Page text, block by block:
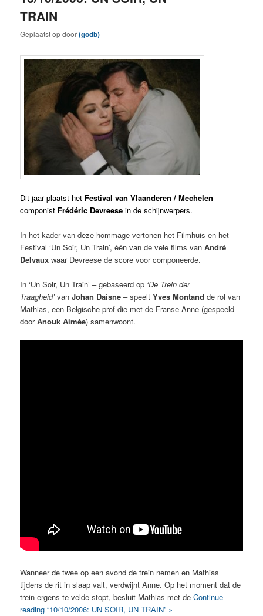
TRAIN
Geplaatst opdoor(godb)
Dit jaar plaatst het Festival van Vlaanderen / Mechelen
componist Frédéric Devreese in de schijnwerpers.
In het kader van deze hommage vertonen het Filmhuis en het
Festival ‘Un Soir, Un Train’, één van de vele films vanAndré
Delvaux waar Devreese de score voor componeerde.
In ‘Un Soir, Un Train’ – gebaseerd op ‘De Trein der
Traagheid’vanJohan Daisne – speeltYves Montand de rol van
Mathias, een Belgische prof die met de Franse Anne (gespeeld
doorAnouk Aimée) samenwoont.
Wanneer de twee op een avond de trein nemen en Mathias
tijdens de rit in slaap valt, verdwijnt Anne. Op het moment dat de
trein ergens te velde stopt, besluit Mathias met deContinue
reading “10/10/2006: UN SOIR, UN TRAIN” »